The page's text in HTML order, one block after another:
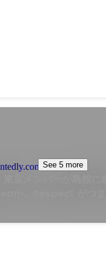
See 5 more